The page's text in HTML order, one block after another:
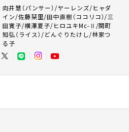
向井慧（パンサー）/ヤーレンズ/ヒャダ
イン/佐藤栞里/田中直樹（ココリコ）/三
田寛子/横澤夏子/ヒロユキMc-Ⅱ/関町
知弘（ライス）/どんぐりたけし/林家つ
る子